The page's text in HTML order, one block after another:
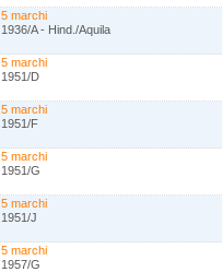
5 marchi
1936/A - Hind./Aquila
5 marchi
1951/D
5 marchi
1951/F
5 marchi
1951/G
5 marchi
1951/J
5 marchi
1957/G